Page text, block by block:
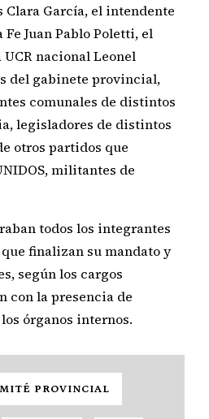
Clara García, el intendente
Juan Pablo Poletti, el
nacional Leonel
del gabinete provincial,
comunales de distintos
legisladores de distintos
otros partidos que
militantes de
todos los integrantes
finalizan su mandato y
según los cargos
con la presencia de
órganos internos.
PROVINCIAL